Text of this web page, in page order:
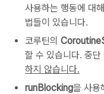
사용하는 행동에 대
법들이 있습니다.
코루틴의
할 수 있습니다. 중단
하지 않습니다.
runBlocking을 사용